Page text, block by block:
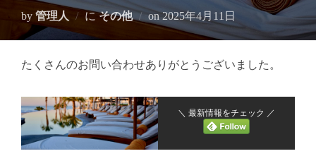
by 管理人 にその他 on投
2025年4月11日
たくさんのお問い合わせありがとうございました。
＼ 最新情報をチェック ／